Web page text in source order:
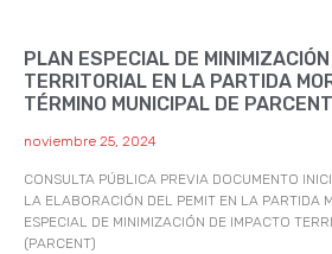
PLAN ESPECIAL DE
TERRITORIAL EN LA PARTIDA
TÉRMINO MUNICIPAL DE PARCENT
noviembre 25, 2024
CONSULTA PÚBLICA PREVIA DOCUMENTO
LA ELABORACIÓN DEL PEMIT EN LA PARTIDA
ESPECIAL DE MINIMIZACIÓN DE IMPACTO
(PARCENT)